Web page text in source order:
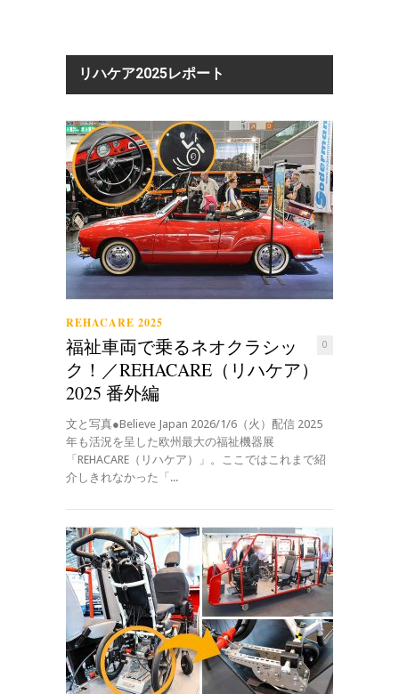
リハケア2025レポート
REHACARE 2025
0
福祉車両で乗るネオクラシッ
ク！／REHACARE（リハケア）
2025 番外編
文と写真●Believe Japan 2026/1/6（火）配信 2025
年も活況を呈した欧州最大の福祉機器展
「REHACARE（リハケア）」。ここではこれまで紹
介しきれなかった「...